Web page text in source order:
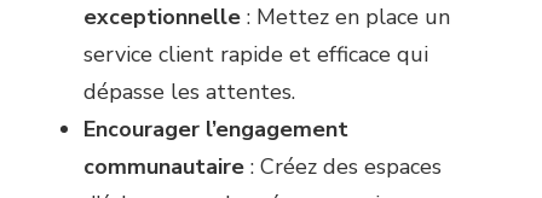
exceptionnelle : Mettez en place un
service client rapide et efficace qui
dépasse les attentes.
Encourager l’engagement
communautaire : Créez des espaces